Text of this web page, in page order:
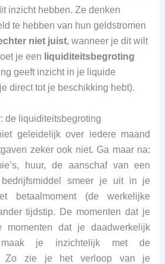
inzicht hebben. Ze denken
te hebben van hun geldstromen
niet juist, wanneer je dit wilt
je een liquiditeitsbegroting
geeft inzicht in je liquide
direct tot je beschikking hebt).
de liquiditeitsbegroting
geleidelijk over iedere maand
zeker ook niet. Ga maar na:
huur, de aanschaf van een
smeer je uit in je
betaalmoment (de werkelijke
tijdstip. De momenten dat je
dat je daadwerkelijk
maak je inzichtelijk met de
Zo zie je het verloop van je